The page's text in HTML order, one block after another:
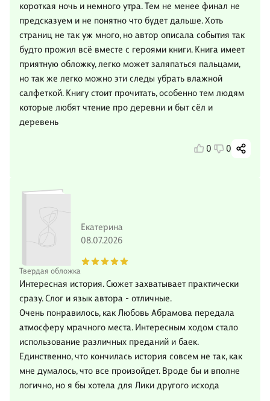
короткая ночь и немного утра. Тем не менее финал не
предсказуем и не понятно что будет дальше. Хоть
страниц не так уж много, но автор описала события так
будто прожил всё вместе с героями книги. Книга имеет
приятную обложку, легко может заляпаться пальцами,
но так же легко можно эти следы убрать влажной
салфеткой. Книгу стоит прочитать, особенно тем людям
которые любят чтение про деревни и быт сёл и
деревень
0 0
Твердая обложка
Екатерина
08.07.2026
Интересная история. Сюжет захватывает практически
сразу. Слог и язык автора - отличные.
Очень понравилось, как Любовь Абрамова передала
атмосферу мрачного места. Интересным ходом стало
использование различных преданий и баек.
Единственно, что кончилась история совсем не так, как
мне думалось, что все произойдет. Вроде бы и вполне
логично, но я бы хотела для Лики другого исхода